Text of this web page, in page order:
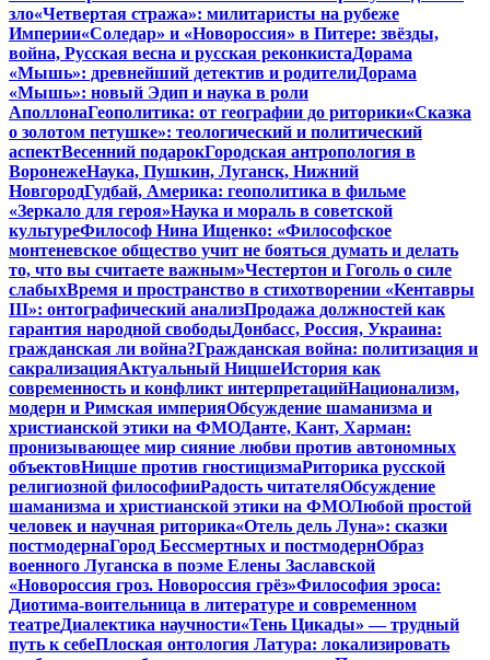
зло«Четвертая стража»: милитаристы на рубеже
Империи«Соледар» и «Новороссия» в Питере: звёзды,
война, Русская весна и русская реконкистаДорама
«Мышь»: древнейший детектив и родителиДорама
«Мышь»: новый Эдип и наука в роли
АполлонаГеополитика: от географии до риторики«Сказка
о золотом петушке»: теологический и политический
аспектВесенний подарокГородская антропология в
ВоронежеНаука, Пушкин, Луганск, Нижний
НовгородГудбай, Америка: геополитика в фильме
«Зеркало для героя»Наука и мораль в советской
культуреФилософ Нина Ищенко: «Философское
монтеневское общество учит не бояться думать и делать
то, что вы считаете важным»Честертон и Гоголь о силе
слабыхВремя и пространство в стихотворении «Кентавры
III»: онтографический анализПродажа должностей как
гарантия народной свободыДонбасс, Россия, Украина:
гражданская ли война?Гражданская война: политизация и
сакрализацияАктуальный НицшеИстория как
современность и конфликт интерпретацийНационализм,
модерн и Римская империяОбсуждение шаманизма и
христианской этики на ФМОДанте, Кант, Харман:
пронизывающее мир сияние любви против автономных
объектовНицше против гностицизмаРиторика русской
религиозной философииРадость читателяОбсуждение
шаманизма и христианской этики на ФМОЛюбой простой
человек и научная риторика«Отель дель Луна»: сказки
постмодернаГород Бессмертных и постмодернОбраз
военного Луганска в поэме Елены Заславской
«Новороссия гроз. Новороссия грёз»Философия эроса:
Диотима-воительница в литературе и современном
театреДиалектика научности«Тень Цикады» — трудный
путь к себеПлоская онтология Латура: локализировать